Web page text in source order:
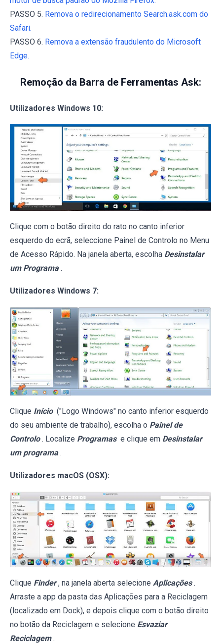
PASSO 5. Remova o redirecionamento Search.ask.com do
Safari.
PASSO 6. Remova a extensão fraudulento do Microsoft
Edge.
Remoção da Barra de Ferramentas Ask:
Utilizadores Windows 10:
Clique com o botão direito do rato no canto inferior
esquerdo do ecrã, seleccione Painel de Controlo no Menu
de Acesso Rápido. Na janela aberta, escolha Desinstalar
um Programa .
Utilizadores Windows 7:
Clique Início ("Logo Windows" no canto inferior esquerdo
do seu ambiente de trabalho), escolha o Painel de
Controlo . Localize Programas e clique em Desinstalar
um programa .
Utilizadores macOS (OSX):
Clique Finder , na janela aberta selecione Aplicações .
Arraste a app da pasta das Aplicações para a Reciclagem
(localizado em Dock), e depois clique com o botão direito
no botão da Reciclagem e selecione Esvaziar
Reciclagem .